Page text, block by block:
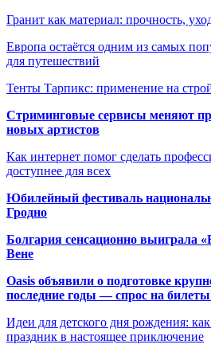
Гранит как материал: прочность,
Европа остаётся одним из самых
для путешествий
Тенты Тарпикс: применение на
Стриминговые сервисы меняют
новых артистов
Как интернет помог сделать
доступнее для всех
Юбилейный фестиваль
Гродно
Болгария сенсационно выиграла
Вене
Oasis объявили о подготовке
последние годы — спрос на
Идеи для детского дня рождения:
праздник в настоящее приключение